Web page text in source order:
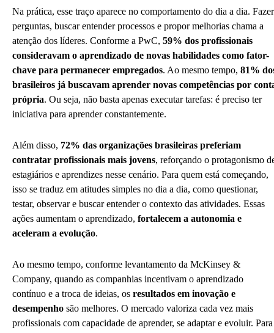
Na prática, esse traço aparece no comportamento do dia a dia. Fazer
perguntas, buscar entender processos e propor melhorias chama a
atenção dos líderes. Conforme a PwC, 59% dos profissionais
consideravam o aprendizado de novas habilidades como fator-
chave para permanecer empregados. Ao mesmo tempo, 81%
brasileiros já buscavam aprender novas competências por
própria. Ou seja, não basta apenas executar tarefas: é preciso ter
iniciativa para aprender constantemente.
Além disso, 72% das organizações brasileiras preferiam
contratar profissionais mais jovens, reforçando o protagonismo
estagiários e aprendizes nesse cenário. Para quem está começando,
isso se traduz em atitudes simples no dia a dia, como questionar,
testar, observar e buscar entender o contexto das atividades. Essas
ações aumentam o aprendizado, fortalecem a autonomia e
aceleram a evolução.
Ao mesmo tempo, conforme levantamento da McKinsey &
Company, quando as companhias incentivam o aprendizado
contínuo e a troca de ideias, os resultados em inovação e
desempenho são melhores. O mercado valoriza cada vez mais
profissionais com capacidade de aprender, se adaptar e evoluir. Para